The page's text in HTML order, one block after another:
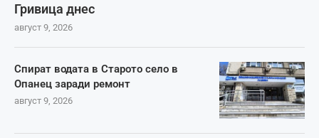
Гривица днес
август 9, 2026
Спират водата в Старото село в
Опанец заради ремонт
август 9, 2026